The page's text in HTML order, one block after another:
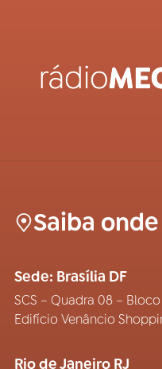
Saiba
Sede: Brasília DF
SCS – Quadra 08 –
Edifício Venâncio
Rio de Janeiro RJ